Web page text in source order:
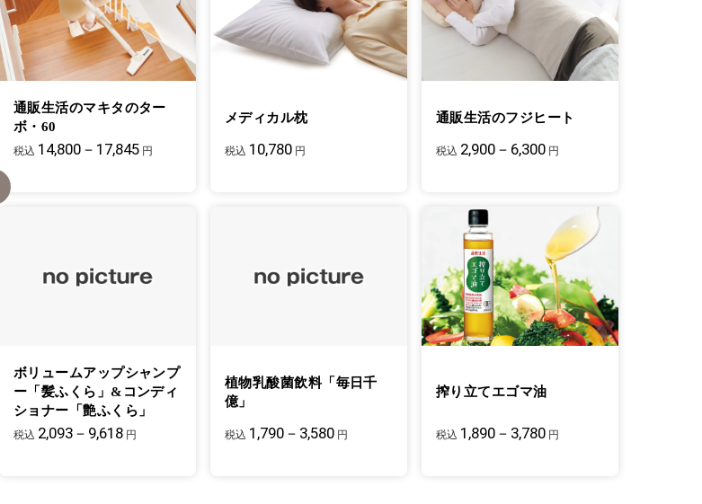
セットアップのパンツと合せて。前後で長さの違う裾が、お腹周
タンクトップのみを、シアー素材の羽織も
通販生活のマキタのター
ボ・60
税込 14,800－17,845 円
メディカル枕
税込 10,780 円
通販生活のフジヒート
税込 2,900－6,300 円
ボリュームアップシャンプ
ー「髪ふくら」&コンディ
ショナー「艶ふくら」
税込 2,093－9,618 円
植物乳酸菌飲料「毎日千
億」
税込 1,790－3,580 円
搾り立てエゴマ油
税込 1,890－3,780 円